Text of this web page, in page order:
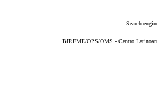
Search
BIREME/OPS/OMS - Centro